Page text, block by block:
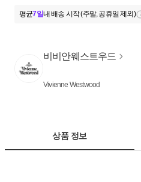
평균7일내 배송 시작 (주말, 공휴일 제외)
비비안웨스트우드
Vivienne Westwood
상품 정보